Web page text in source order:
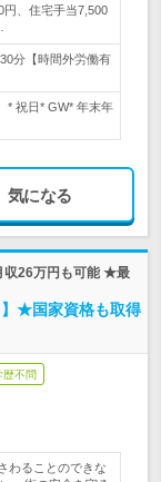
円、住宅手当7,500
分【時間外労働有
* 祝日* GW* 年末年
気になる
収26万円も可能 ★最
★国家資格も取得
歴不問
わることのできな